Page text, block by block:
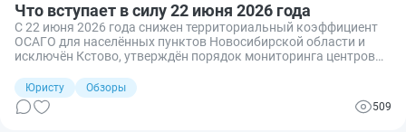
Что вступает в силу 22 июня 2026 года
С 22 июня 2026 года снижен территориальный коэффициент
ОСАГО для населённых пунктов Новосибирской области и
исключён Кстово, утверждён порядок мониторинга центров
транспортных средств таможенными органами.
Юристу
Обзоры
509